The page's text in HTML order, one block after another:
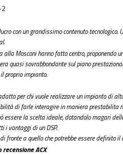
2
con un grandissimo contenuto
alla Mosconi hanno fatto centro, proponendo
quasi sovrabbondante sul piano
proprio impianto.
per chi vuole realizzare un impianto di
di farle interagire in maniera prestabilita
essere la scelta ideale, dotandolo magari
i vantaggi di un DSP.
fronte a quello che potrebbe essere definito il
ACX